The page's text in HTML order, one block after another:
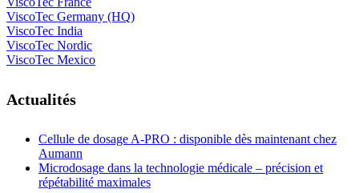
ViscoTec Germany (HQ)
ViscoTec India
ViscoTec Nordic
ViscoTec Mexico
Actualités
Cellule de dosage A-PRO : disponible dès maintenant chez
Aumann
Microdosage dans la technologie médicale – précision et
répétabilité maximales